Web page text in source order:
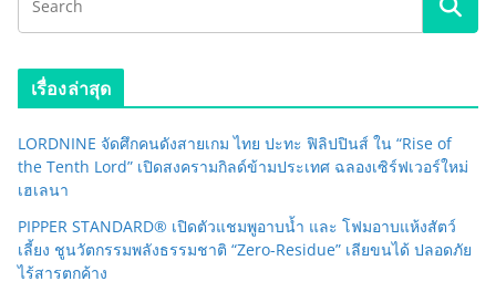
เรื่องล่าสุด
LORDNINE จัดศึกคนดังสายเกม ไทย ปะทะ ฟิลิปปินส์ ใน “Rise of
the Tenth Lord” เปิดสงครามกิลด์ข้ามประเทศ ฉลองเซิร์ฟเวอร์ใหม่
เฮเลนา
PIPPER STANDARD® เปิดตัวแชมพูอาบน้ำ และ โฟมอาบแห้งสัตว์
เลี้ยง ชูนวัตกรรมพลังธรรมชาติ “Zero-Residue” เลียขนได้ ปลอดภัย
ไร้สารตกค้าง